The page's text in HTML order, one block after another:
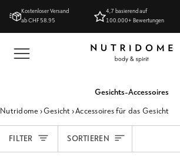
zum
Kostenloser Versand
ab CHF 58.95
4,7 basierend auf
100.000+ Bewertungen
Gesichts-Accessoires
Nutridome › Gesicht ›Accessoires für das Gesicht
FILTER SORTIEREN